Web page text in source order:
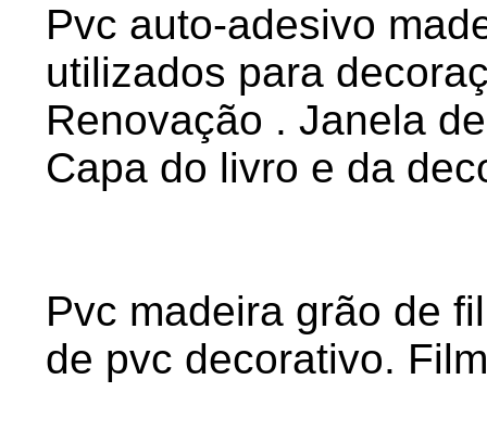
Pvc auto-adesivo
utilizados para
Renovação . Janela
Capa do livro e da
Pvc madeira grão de
de pvc decorativo.